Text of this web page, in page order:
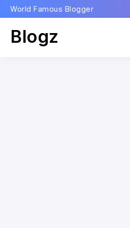
World Famous Blogger
Blogz